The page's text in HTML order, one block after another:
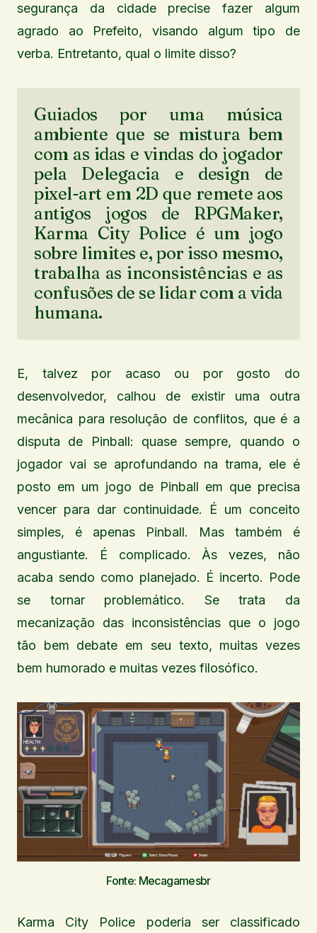
segurança da cidade precise fazer algum
agrado ao Prefeito, visando algum tipo de
verba. Entretanto, qual o limite disso?
Guiados por uma música
ambiente que se mistura bem
com as idas e vindas do jogador
pela Delegacia e design de
pixel-art em 2D que remete aos
antigos jogos de RPGMaker,
Karma City Police é um jogo
sobre limites e, por isso mesmo,
trabalha as inconsistências e as
confusões de se lidar com a vida
humana.
E, talvez por acaso ou por gosto do
desenvolvedor, calhou de existir uma outra
mecânica para resolução de conflitos, que é a
disputa de Pinball: quase sempre, quando o
jogador vai se aprofundando na trama, ele é
posto em um jogo de Pinball em que precisa
vencer para dar continuidade. É um conceito
simples, é apenas Pinball. Mas também é
angustiante. É complicado. Às vezes, não
acaba sendo como planejado. É incerto. Pode
se tornar problemático. Se trata da
mecanização das inconsistências que o jogo
tão bem debate em seu texto, muitas vezes
bem humorado e muitas vezes filosófico.
Fonte: Mecagamesbr
Karma City Police poderia ser classificado